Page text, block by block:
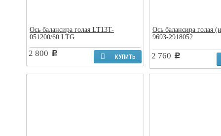
Ось балансира голая LT13T-
051200/60 LTG
2 800 c
КУПИТЬ
Ось балансира голая
9693-2918052
2 760 c